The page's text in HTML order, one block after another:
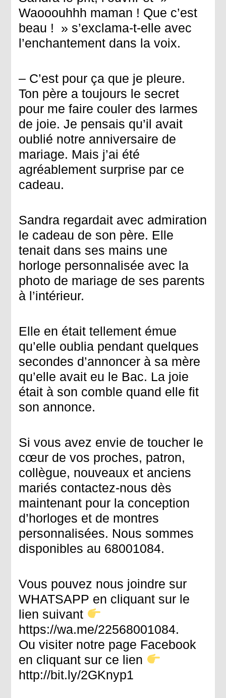
Waooouhhh maman ! Que c’est
beau ! » s’exclama-t-elle avec
l’enchantement dans la voix.
– C’est pour ça que je pleure.
Ton père a toujours le secret
pour me faire couler des larmes
de joie. Je pensais qu’il avait
oublié notre anniversaire de
mariage. Mais j’ai été
agréablement surprise par ce
cadeau.
Sandra regardait avec admiration
le cadeau de son père. Elle
tenait dans ses mains une
horloge personnalisée avec la
photo de mariage de ses parents
à l’intérieur.
Elle en était tellement émue
qu’elle oublia pendant quelques
secondes d’annoncer à sa mère
qu’elle avait eu le Bac. La joie
était à son comble quand elle fit
son annonce.
Si vous avez envie de toucher le
cœur de vos proches, patron,
collègue, nouveaux et anciens
mariés contactez-nous dès
maintenant pour la conception
d’horloges et de montres
personnalisées. Nous sommes
disponibles au 68001084.
Vous pouvez nous joindre sur
WHATSAPP en cliquant sur le
lien suivant
https://wa.me/22568001084.
Ou visiter notre page Facebook
en cliquant sur ce lien
http://bit.ly/2GKnyp1